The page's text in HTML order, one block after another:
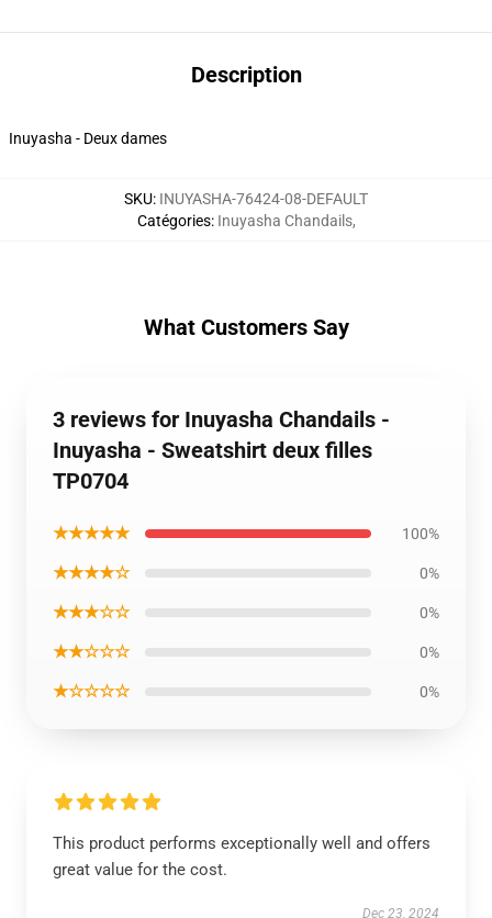
Description
Inuyasha - Deux dames
SKU: INUYASHA-76424-08-DEFAULT
Catégories: Inuyasha Chandails,
What Customers Say
3 reviews for Inuyasha Chandails -
Inuyasha - Sweatshirt deux filles
TP0704
★★★★★ 100%
★★★★☆ 0%
★★★☆☆ 0%
★★☆☆☆ 0%
★☆☆☆☆ 0%
This product performs exceptionally well and offers
great value for the cost.
Dec 23, 2024